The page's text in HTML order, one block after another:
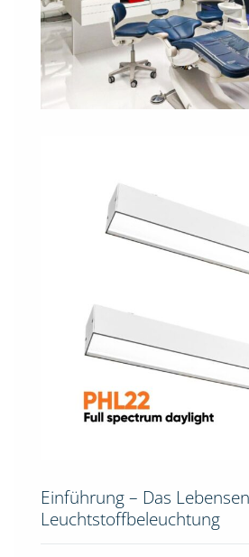
Einführung – Das
Leuchtstoffbeleuchtung